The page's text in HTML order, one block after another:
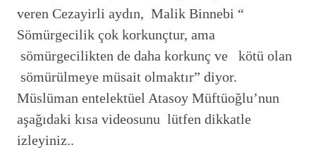
veren Cezayirli aydın, Malik Binnebi “
Sömürgecilik çok korkunçtur, ama
sömürgecilikten de daha korkunç ve kötü olan
sömürülmeye müsait olmaktır” diyor.
Müslüman entelektüel Atasoy Müftüoğlu’nun
aşağıdaki kısa videosunu lütfen dikkatle
izleyiniz..